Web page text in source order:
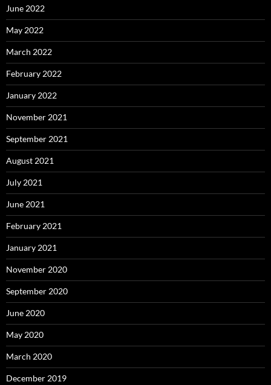
June 2022
May 2022
March 2022
February 2022
January 2022
November 2021
September 2021
August 2021
July 2021
June 2021
February 2021
January 2021
November 2020
September 2020
June 2020
May 2020
March 2020
December 2019